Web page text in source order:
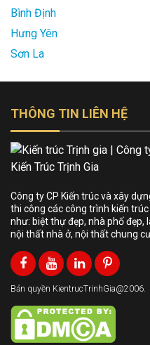
Bình Định
Hưng Yên
Sơn La
THÔNG TIN LIÊN HỆ
Công ty CP Kiến trúc và xây
thi công các công trình kiến
như: biệt thự đẹp, nhà phố đẹp,
nội thất nhà ở, nội thất chung
Bản quyền KientrucTrinhGia@2006.